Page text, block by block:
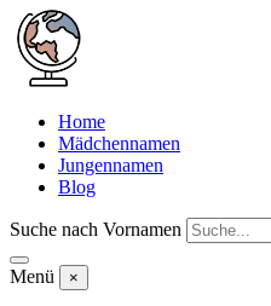
Home
Mädchennamen
Jungennamen
Blog
Suche nach Vornamen
Menü ×